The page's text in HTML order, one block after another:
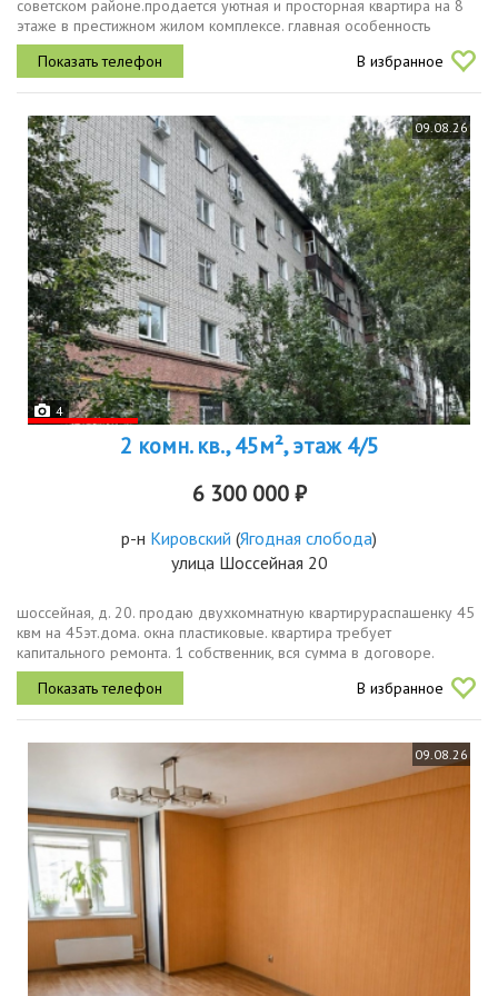
советском районе.продается уютная и просторная квартира на 8
этаже в престижном жилом комплексе. главная особенность
панорамный вид, который не загорожен соседними домами.
характеристики...
В избранное
09.08.26
4
2 комн. кв., 45м², этаж 4/5
6 300 000 ₽
р-н Кировский (Ягодная слобода)
улица Шоссейная 20
шоссейная, д. 20. продаю двухкомнатную квартирураспашенку 45
квм на 45эт.дома. окна пластиковые. квартира требует
капитального ремонта. 1 собственник, вся сумма в договоре.
В избранное
09.08.26